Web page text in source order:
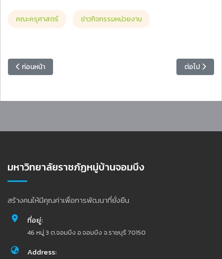
คณะครุศาสตร์ ข่าวกิจกรรมหน่วยงาน
เนื้อหาก่อนหน้า: อธิการบดีมหาวิทยาลัยราชภัฏหมู่บ้านจอมบึงให้โอวาทนั
ก่อนหน้า เนื้อหาถัดไ
ต่อไป
มหาวิทยาลัยราชภัฏหมู่บ้านจอมบึง
สร้างคนให้มีคุณค่าเพื่อการพัฒนาที่ยั่งยืน
ที่อยู่:
46 หมู่ 3 ต.จอมบึง อ.จอมบึง จ.ราชบุรี 70150
Address: